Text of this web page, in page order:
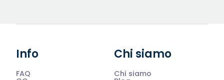
Info
FAQ
Chi siamo
Chi siamo